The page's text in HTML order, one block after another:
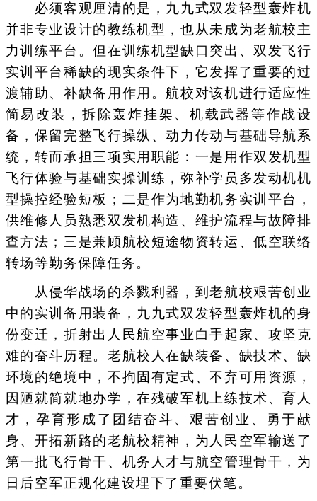
必须客观厘清的是，九九式双发轻型轰炸机
并非专业设计的教练机型，也从未成为老航校主
力训练平台。但在训练机型缺口突出、双发飞行
实训平台稀缺的现实条件下，它发挥了重要的过
渡辅助、补缺备用作用。航校对该机进行适应性
简易改装，拆除轰炸挂架、机载武器等作战设
备，保留完整飞行操纵、动力传动与基础导航系
统，转而承担三项实用职能：一是用作双发机型
飞行体验与基础实操训练，弥补学员多发动机机
型操控经验短板；二是作为地勤机务实训平台，
供维修人员熟悉双发机构造、维护流程与故障排
查方法；三是兼顾航校短途物资转运、低空联络
转场等勤务保障任务。
从侵华战场的杀戮利器，到老航校艰苦创业
中的实训备用装备，九九式双发轻型轰炸机的身
份变迁，折射出人民航空事业白手起家、攻坚克
难的奋斗历程。老航校人在缺装备、缺技术、缺
环境的绝境中，不拘固有定式、不弃可用资源，
因陋就简就地办学，在残破军机上练技术、育人
才，孕育形成了团结奋斗、艰苦创业、勇于献
身、开拓新路的老航校精神，为人民空军输送了
第一批飞行骨干、机务人才与航空管理骨干，为
日后空军正规化建设埋下了重要伏笔。